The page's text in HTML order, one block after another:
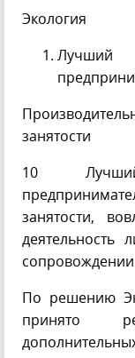
Экология
занятости
10
занятости,
деятельность
По решению
принято